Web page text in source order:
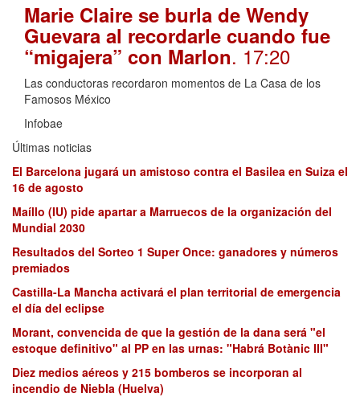
Marie Claire se burla de Wendy
Guevara al recordarle cuando fue
“migajera” con Marlon. 17:20
Las conductoras recordaron momentos de La Casa de los
Famosos México
Infobae
Últimas noticias
El Barcelona jugará un amistoso contra el Basilea en Suiza el
16 de agosto
Maíllo (IU) pide apartar a Marruecos de la organización del
Mundial 2030
Resultados del Sorteo 1 Super Once: ganadores y números
premiados
Castilla-La Mancha activará el plan territorial de emergencia
el día del eclipse
Morant, convencida de que la gestión de la dana será "el
estoque definitivo" al PP en las urnas: "Habrá Botànic III"
Diez medios aéreos y 215 bomberos se incorporan al
incendio de Niebla (Huelva)